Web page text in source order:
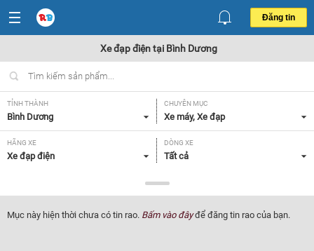
Đăng tin
Xe đạp điện tại Bình Dương
TỈNH THÀNH
Bình Dương
CHUYÊN MỤC
Xe máy, Xe đạp
HÃNG XE
Xe đạp điện
DÒNG XE
Tất cả
Xe mới
GIÁ
Tất cả
Mục này hiện thời chưa có tin rao. Bấm vào đâyđể đăng tin rao của bạn.